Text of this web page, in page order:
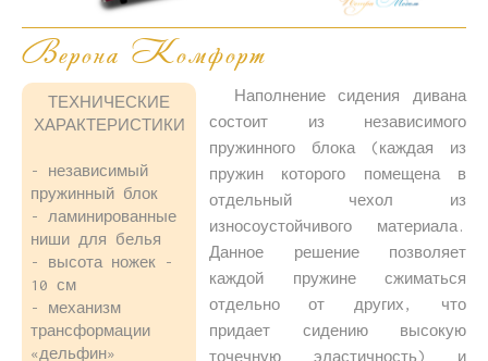
Верона Комфорт
ТЕХНИЧЕСКИЕ
ХАРАКТЕРИСТИКИ
- независимый
пружинный блок
- ламинированные
ниши для белья
- высота ножек -
10 см
- механизм
трансформации
«дельфин»
Наполнение сидения дивана
состоит из независимого
пружинного блока (каждая из
пружин которого помещена в
отдельный чехол из
износоустойчивого материала.
Данное решение позволяет
каждой пружине сжиматься
отдельно от других, что
придает сидению высокую
точечную эластичность) и